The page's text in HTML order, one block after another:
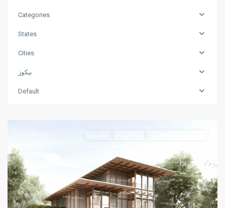
Categories
States
Cities
بيكوز
Default
Previous Next